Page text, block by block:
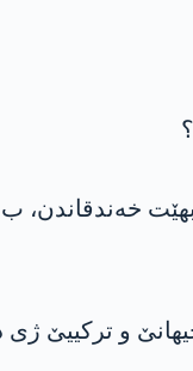
خەندقاندن، ب
و ترکییێ ژی